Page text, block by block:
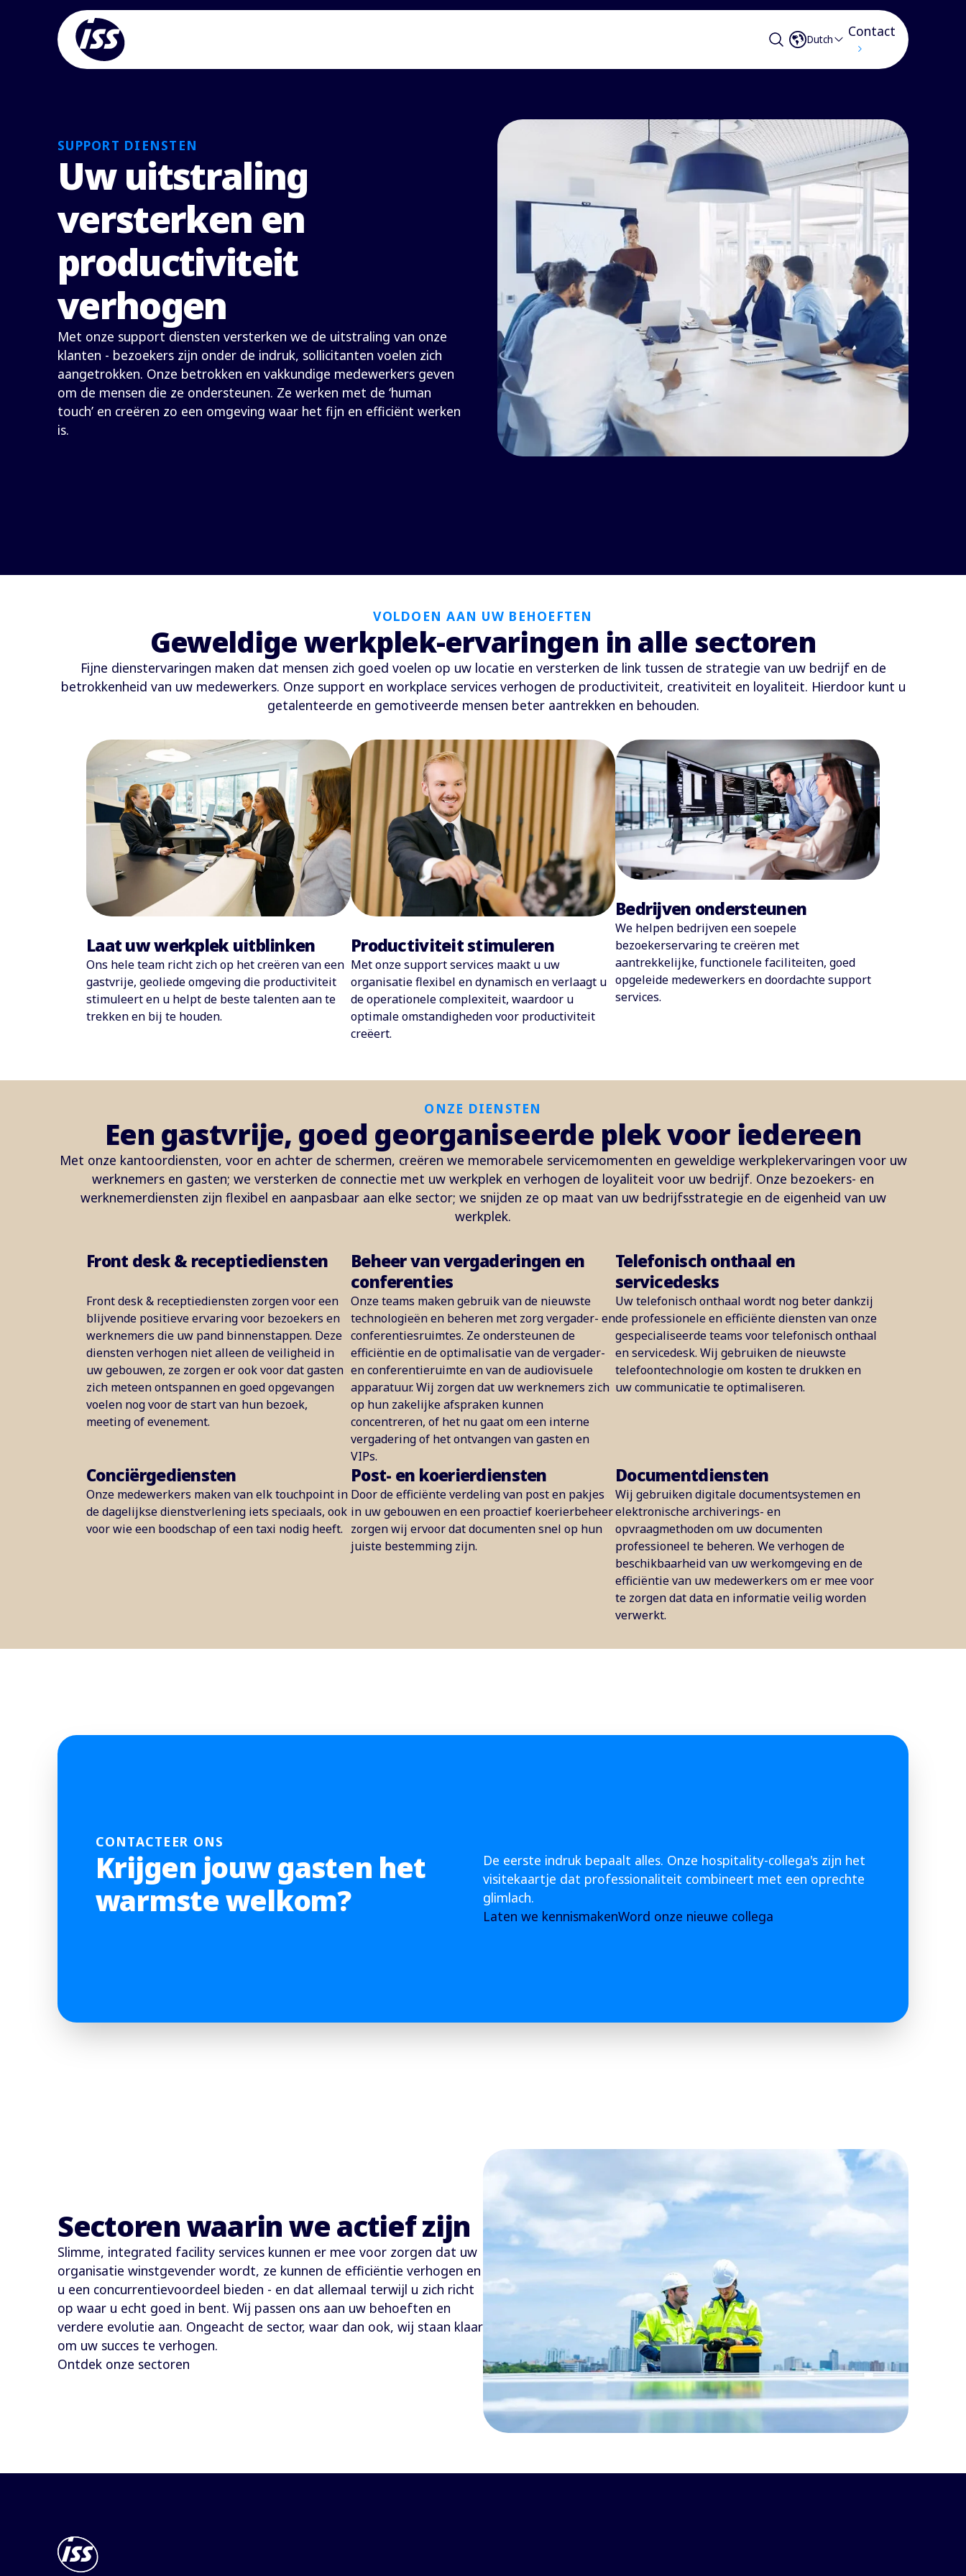
Dutch Contact
SUPPORT DIENSTEN
Uw uitstraling
versterken en
productiviteit
verhogen
Met onze support diensten versterken we de uitstraling van onze
klanten - bezoekers zijn onder de indruk, sollicitanten voelen zich
aangetrokken. Onze betrokken en vakkundige medewerkers geven
om de mensen die ze ondersteunen. Ze werken met de ‘human
touch’ en creëren zo een omgeving waar het fijn en efficiënt werken
is.
VOLDOEN AAN UW BEHOEFTEN
Geweldige werkplek-ervaringen in alle sectoren
Fijne dienstervaringen maken dat mensen zich goed voelen op uw locatie en versterken de link tussen de strategie van uw bedrijf en de
betrokkenheid van uw medewerkers. Onze support en workplace services verhogen de productiviteit, creativiteit en loyaliteit. Hierdoor kunt u
getalenteerde en gemotiveerde mensen beter aantrekken en behouden.
Laat uw werkplek uitblinken
Ons hele team richt zich op het creëren van een
gastvrije, geoliede omgeving die productiviteit
stimuleert en u helpt de beste talenten aan te
trekken en bij te houden.
Productiviteit stimuleren
Met onze support services maakt u uw
organisatie flexibel en dynamisch en verlaagt u
de operationele complexiteit, waardoor u
optimale omstandigheden voor productiviteit
creëert.
Bedrijven ondersteunen
We helpen bedrijven een soepele
bezoekerservaring te creëren met
aantrekkelijke, functionele faciliteiten, goed
opgeleide medewerkers en doordachte support
services.
ONZE DIENSTEN
Een gastvrije, goed georganiseerde plek voor iedereen
Met onze kantoordiensten, voor en achter de schermen, creëren we memorabele servicemomenten en geweldige werkplekervaringen voor uw
werknemers en gasten; we versterken de connectie met uw werkplek en verhogen de loyaliteit voor uw bedrijf. Onze bezoekers- en
werknemerdiensten zijn flexibel en aanpasbaar aan elke sector; we snijden ze op maat van uw bedrijfsstrategie en de eigenheid van uw
werkplek.
Front desk & receptiediensten
Front desk & receptiediensten zorgen voor een
blijvende positieve ervaring voor bezoekers en
werknemers die uw pand binnenstappen. Deze
diensten verhogen niet alleen de veiligheid in
uw gebouwen, ze zorgen er ook voor dat gasten
zich meteen ontspannen en goed opgevangen
voelen nog voor de start van hun bezoek,
meeting of evenement.
Beheer van vergaderingen en
conferenties
Onze teams maken gebruik van de nieuwste
technologieën en beheren met zorg vergader- en
conferentiesruimtes. Ze ondersteunen de
efficiëntie en de optimalisatie van de vergader-
en conferentieruimte en van de audiovisuele
apparatuur. Wij zorgen dat uw werknemers zich
op hun zakelijke afspraken kunnen
concentreren, of het nu gaat om een interne
vergadering of het ontvangen van gasten en
VIPs.
Telefonisch onthaal en
servicedesks
Uw telefonisch onthaal wordt nog beter dankzij
de professionele en efficiënte diensten van onze
gespecialiseerde teams voor telefonisch onthaal
en servicedesk. Wij gebruiken de nieuwste
telefoontechnologie om kosten te drukken en
uw communicatie te optimaliseren.
Conciërgediensten
Onze medewerkers maken van elk touchpoint in
de dagelijkse dienstverlening iets speciaals, ook
voor wie een boodschap of een taxi nodig heeft.
Post- en koerierdiensten
Door de efficiënte verdeling van post en pakjes
in uw gebouwen en een proactief koerierbeheer
zorgen wij ervoor dat documenten snel op hun
juiste bestemming zijn.
Documentdiensten
Wij gebruiken digitale documentsystemen en
elektronische archiverings- en
opvraagmethoden om uw documenten
professioneel te beheren. We verhogen de
beschikbaarheid van uw werkomgeving en de
efficiëntie van uw medewerkers om er mee voor
te zorgen dat data en informatie veilig worden
verwerkt.
CONTACTEER ONS
Krijgen jouw gasten het
warmste welkom?
De eerste indruk bepaalt alles. Onze hospitality-collega's zijn het
visitekaartje dat professionaliteit combineert met een oprechte
glimlach.
Laten we kennismakenWord onze nieuwe collega
Sectoren waarin we actief zijn
Slimme, integrated facility services kunnen er mee voor zorgen dat uw
organisatie winstgevender wordt, ze kunnen de efficiëntie verhogen en
u een concurrentievoordeel bieden - en dat allemaal terwijl u zich richt
op waar u echt goed in bent. Wij passen ons aan uw behoeften en
verdere evolutie aan. Ongeacht de sector, waar dan ook, wij staan klaar
om uw succes te verhogen.
Ontdek onze sectoren